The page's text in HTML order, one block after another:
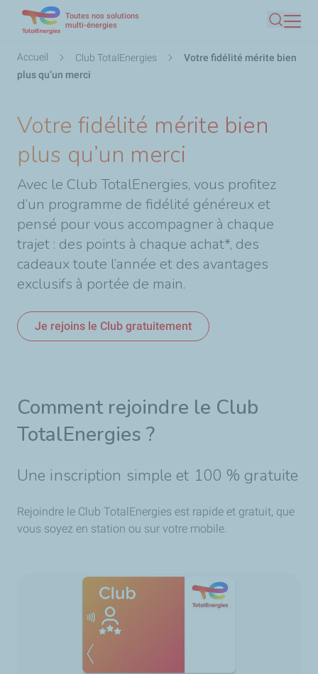
contenu
Toutes nos solutions
multi-énergies
Fil
d'Ariane
Accueil Club TotalEnergies
Votre fidélité mérite bien
plus qu’un merci
Votre fidélité mérite bien
plus qu’un merci
Avec le Club TotalEnergies, vous profitez
d’un programme de fidélité généreux et
pensé pour vous accompagner à chaque
trajet : des points à chaque achat*, des
cadeaux toute l’année et des avantages
exclusifs à portée de main.
Je rejoins le Club gratuitement
Comment rejoindre le Club
TotalEnergies ?
Une inscription simple et 100 % gratuite
Rejoindre le Club TotalEnergies est rapide et gratuit, que
vous soyez en station ou sur votre mobile.